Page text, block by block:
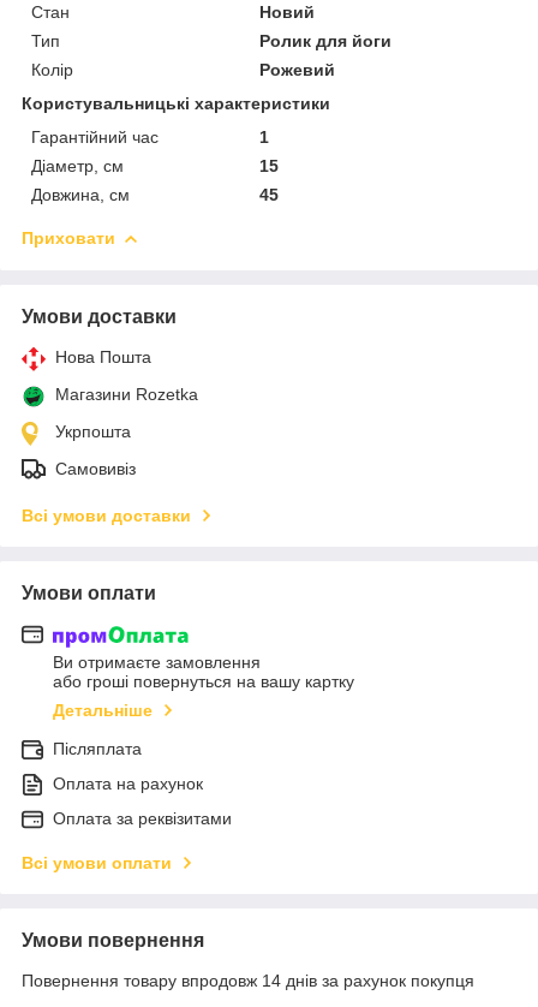
Стан
Новий
Тип
Ролик для йоги
Колір
Рожевий
Користувальницькі характеристики
Гарантійний час
1
Діаметр, см
15
Довжина, см
45
Приховати
Умови доставки
Нова Пошта
Магазини Rozetka
Укрпошта
Самовивіз
Всі умови доставки
Умови оплати
Ви отримаєте замовлення
або гроші повернуться на вашу картку
Детальніше
Післяплата
Оплата на рахунок
Оплата за реквізитами
Всі умови оплати
Умови повернення
Повернення товару впродовж 14 днів за рахунок покупця